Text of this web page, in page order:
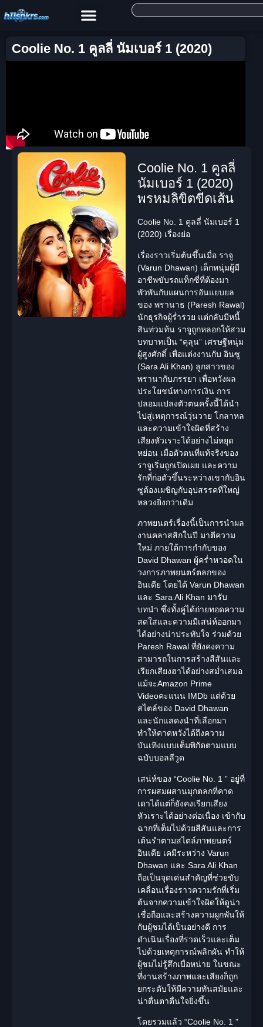
Coolie No. 1 คูลลี่ นัมเบอร์ 1 (2020)
Coolie No. 1 คูลลี่
นัมเบอร์ 1 (2020)
พรหมลิขิตขีดเส้น
Coolie No. 1 คูลลี่ นัมเบอร์ 1
(2020) เรื่องย่อ
เรื่องราวเริ่มต้นขึ้นเมื่อ ราจู
(Varun Dhawan) เด็กหนุ่มผู้มี
อาชีพขับรถแท็กซี่ที่ต้องมา
พัวพันกับแผนการอันแยบยล
ของ พรานาธ (Paresh Rawal)
นักธุรกิจผู้ร่ำรวย แต่กลับมีหนี้
สินท่วมท้น ราจูถูกหลอกให้สวม
บทบาทเป็น “คุลุน” เศรษฐีหนุ่ม
ผู้สูงศักดิ์ เพื่อแต่งงานกับ อินซู
(Sara Ali Khan) ลูกสาวของ
พรานากับภรรยา เพื่อหวังผล
ประโยชน์ทางการเงิน การ
ปลอมแปลงตัวตนครั้งนี้ได้นำ
ไปสู่เหตุการณ์วุ่นวาย โกลาหล
และความเข้าใจผิดที่สร้าง
เสียงหัวเราะได้อย่างไม่หยุด
หย่อน เมื่อตัวตนที่แท้จริงของ
ราจูเริ่มถูกเปิดเผย และความ
รักที่ก่อตัวขึ้นระหว่างเขากับอิน
ซูต้องเผชิญกับอุปสรรคที่ใหญ่
หลวงยิ่งกว่าเดิม
ภาพยนตร์เรื่องนี้เป็นการนำผล
งานคลาสสิกในปี มาตีความ
ใหม่ ภายใต้การกำกับของ
David Dhawan ผู้คร่ำหวอดใน
วงการภาพยนตร์ตลกของ
อินเดีย โดยได้ Varun Dhawan
และ Sara Ali Khan มารับ
บทนำ ซึ่งทั้งคู่ได้ถ่ายทอดความ
สดใสและความมีเสน่ห์ออกมา
ได้อย่างน่าประทับใจ ร่วมด้วย
Paresh Rawal ที่ยังคงความ
สามารถในการสร้างสีสันและ
เรียกเสียงฮาได้อย่างสม่ำเสมอ
แม้จะAmazon Prime
Videoคะแนน IMDb แต่ด้วย
สไตล์ของ David Dhawan
และนักแสดงนำที่เลือกมา
ทำให้คาดหวังได้ถึงความ
บันเทิงแบบเต็มพิกัดตามแบบ
ฉบับบอลลีวูด
เสน่ห์ของ “Coolie No. 1 ” อยู่ที่
การผสมผสานมุกตลกที่คาด
เดาได้แต่ก็ยังคงเรียกเสียง
หัวเราะได้อย่างต่อเนื่อง เข้ากับ
ฉากที่เต็มไปด้วยสีสันและการ
เต้นรำตามสไตล์ภาพยนตร์
อินเดีย เคมีระหว่าง Varun
Dhawan และ Sara Ali Khan
ถือเป็นจุดเด่นสำคัญที่ช่วยขับ
เคลื่อนเรื่องราวความรักที่เริ่ม
ต้นจากความเข้าใจผิดให้ดูน่า
เชื่อถือและสร้างความผูกพันให้
กับผู้ชมได้เป็นอย่างดี การ
ดำเนินเรื่องที่รวดเร็วและเต็ม
ไปด้วยเหตุการณ์พลิกผัน ทำให้
ผู้ชมไม่รู้สึกเบื่อหน่าย ในขณะ
ที่งานสร้างภาพและเสียงก็ถูก
ยกระดับให้มีความทันสมัยและ
น่าตื่นตาตื่นใจยิ่งขึ้น
โดยรวมแล้ว “Coolie No. 1 ”